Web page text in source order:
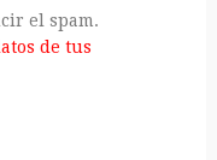
el spam.
de tus